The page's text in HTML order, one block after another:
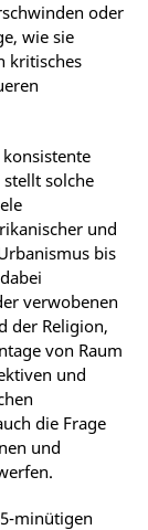
oder
wie sie
kritisches
solche
und
bis
verwobenen
der Religion,
von Raum
und
die Frage
und
minütigen